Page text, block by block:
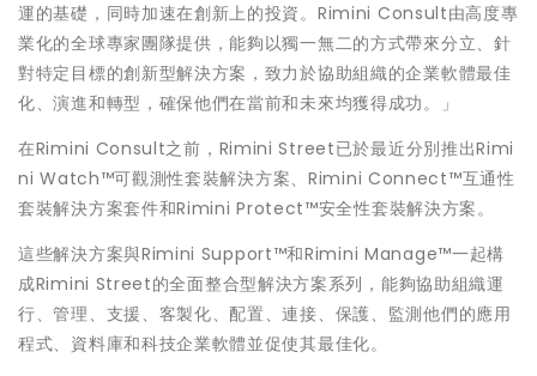
運的基礎，同時加速在創新上的投資。Rimini Consult由高度專
業化的全球專家團隊提供，能夠以獨一無二的方式帶來分立、針
對特定目標的創新型解決方案，致力於協助組織的企業軟體最佳
化、演進和轉型，確保他們在當前和未來均獲得成功。」
在Rimini Consult之前，Rimini Street已於最近分別推出Rimi
ni Watch™可觀測性套裝解決方案、Rimini Connect™互通性
套裝解決方案套件和Rimini Protect™安全性套裝解決方案。
這些解決方案與Rimini Support™和Rimini Manage™一起構
成Rimini Street的全面整合型解決方案系列，能夠協助組織運
行、管理、支援、客製化、配置、連接、保護、監測他們的應用
程式、資料庫和科技企業軟體並促使其最佳化。